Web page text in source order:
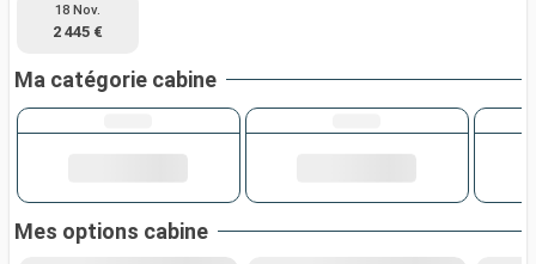
18 Nov.
2 445 €
Ma catégorie cabine
Mes options cabine